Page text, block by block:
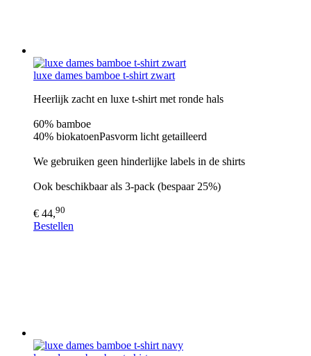
luxe dames bamboe t-shirt zwart
Heerlijk zacht en luxe t-shirt met ronde hals
60% bamboe
40% biokatoenPasvorm licht getailleerd
We gebruiken geen hinderlijke labels in de shirts
Ook beschikbaar als 3-pack (bespaar 25%)
€ 44,90
Bestellen